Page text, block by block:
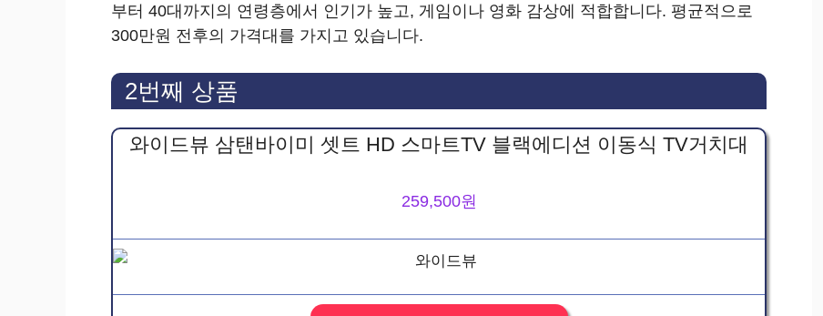
부터 40대까지의 연령층에서 인기가 높고, 게임이나 영화 감상에 적합합니다. 평균적으로
300만원 전후의 가격대를 가지고 있습니다.
2번째 상품
와이드뷰 삼탠바이미 셋트 HD 스마트TV 블랙에디션 이동식 TV거치대
259,500원